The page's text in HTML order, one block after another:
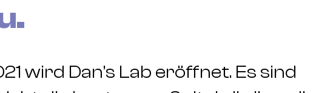
wird Dan’s Lab eröffnet. Es sind